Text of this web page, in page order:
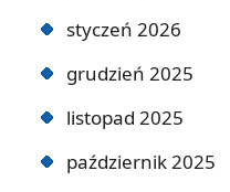
styczeń 2026
grudzień 2025
listopad 2025
październik 2025